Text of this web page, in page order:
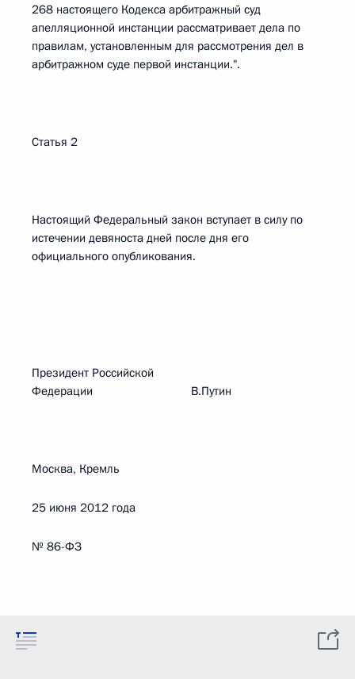
268 настоящего Кодекса арбитражный суд
апелляционной инстанции рассматривает дела по
правилам, установленным для рассмотрения дел в
арбитражном суде первой инстанции.".
Статья 2
Настоящий Федеральный закон вступает в силу по
истечении девяноста дней после дня его
официального опубликования.
Президент Российской
Федерации В.Путин
Москва, Кремль
25 июня 2012 года
№ 86-ФЗ